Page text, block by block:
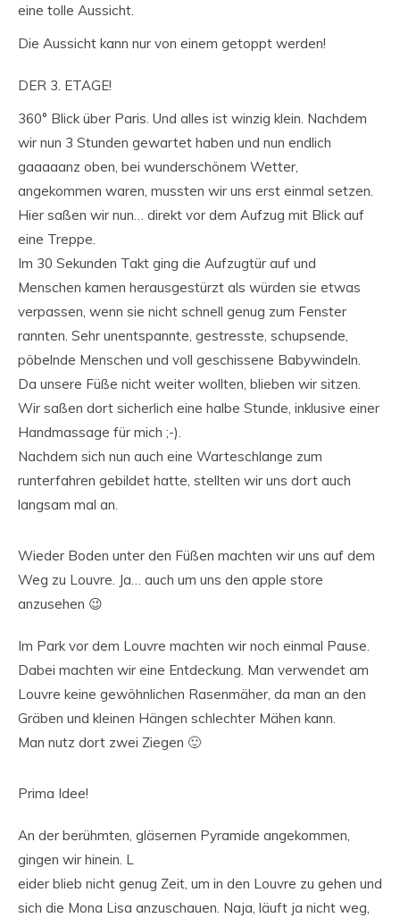
eine tolle Aussicht.
Die Aussicht kann nur von einem getoppt werden!
DER 3. ETAGE!
360° Blick über Paris. Und alles ist winzig klein. Nachdem
wir nun 3 Stunden gewartet haben und nun endlich
gaaaaanz oben, bei wunderschönem Wetter,
angekommen waren, mussten wir uns erst einmal setzen.
Hier saßen wir nun… direkt vor dem Aufzug mit Blick auf
eine Treppe.
Im 30 Sekunden Takt ging die Aufzugtür auf und
Menschen kamen herausgestürzt als würden sie etwas
verpassen, wenn sie nicht schnell genug zum Fenster
rannten. Sehr unentspannte, gestresste, schupsende,
pöbelnde Menschen und voll geschissene Babywindeln.
Da unsere Füße nicht weiter wollten, blieben wir sitzen.
Wir saßen dort sicherlich eine halbe Stunde, inklusive einer
Handmassage für mich ;-).
Nachdem sich nun auch eine Warteschlange zum
runterfahren gebildet hatte, stellten wir uns dort auch
langsam mal an.
Wieder Boden unter den Füßen machten wir uns auf dem
Weg zu Louvre. Ja… auch um uns den apple store
anzusehen 😉
Im Park vor dem Louvre machten wir noch einmal Pause.
Dabei machten wir eine Entdeckung. Man verwendet am
Louvre keine gewöhnlichen Rasenmäher, da man an den
Gräben und kleinen Hängen schlechter Mähen kann.
Man nutz dort zwei Ziegen 🙂
Prima Idee!
An der berühmten, gläsernen Pyramide angekommen,
gingen wir hinein. L
eider blieb nicht genug Zeit, um in den Louvre zu gehen und
sich die Mona Lisa anzuschauen. Naja, läuft ja nicht weg,